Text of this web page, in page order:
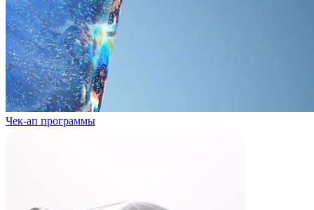
Чек-ап программы